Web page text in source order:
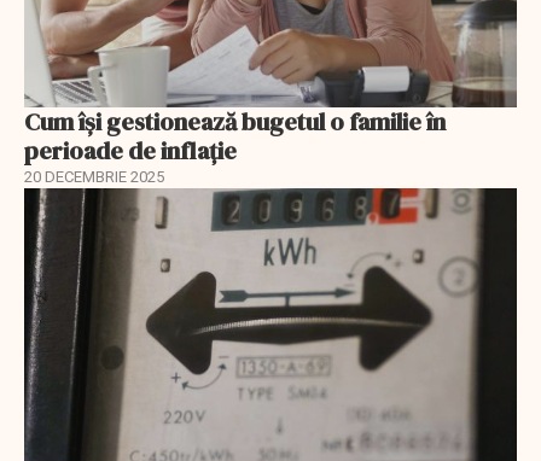
Cum își gestionează bugetul o familie în
perioade de inflație
20 DECEMBRIE 2025